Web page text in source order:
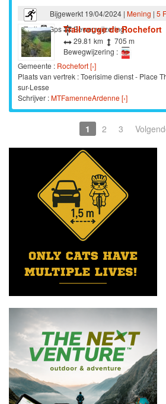
Bijgewerkt 19/04/2024 | Mening | 5
Trail
Gps Bewegwijzering
Trail rouge de Rochefort
29.81 km
705 m
Bewegwijzering :
Gemeente : Rochefort [›]
Plaats van vertrek : Toerisime dienst - Place
sur-Lesse
Schrijver :MTFamenneArdenne [›]
1 2 3